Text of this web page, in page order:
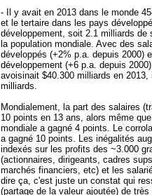
- Il y avait en 2013 dans le monde
et le tertaire dans les pays
développement, soit 2.1 milliards de
la population mondiale. Avec des
développés (+2% p.a. depuis 2000)
développement (+6 p.a. depuis
avoisinait $40.300 milliards en
milliards.
Mondialement, la part des salaires
10 points en 13 ans, alors même
mondiale a gagné 4 points. Le
a gagné 10 points. Les inégalités
indexés sur les profits des ~3.000
(actionnaires, dirigeants, cadres
marchés financiers, etc) et les
dire ça, c'est juste un constat qui
(partage de la valeur ajoutée) de